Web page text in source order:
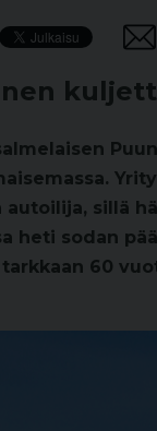
autoilija, sillä
heti sodan
60